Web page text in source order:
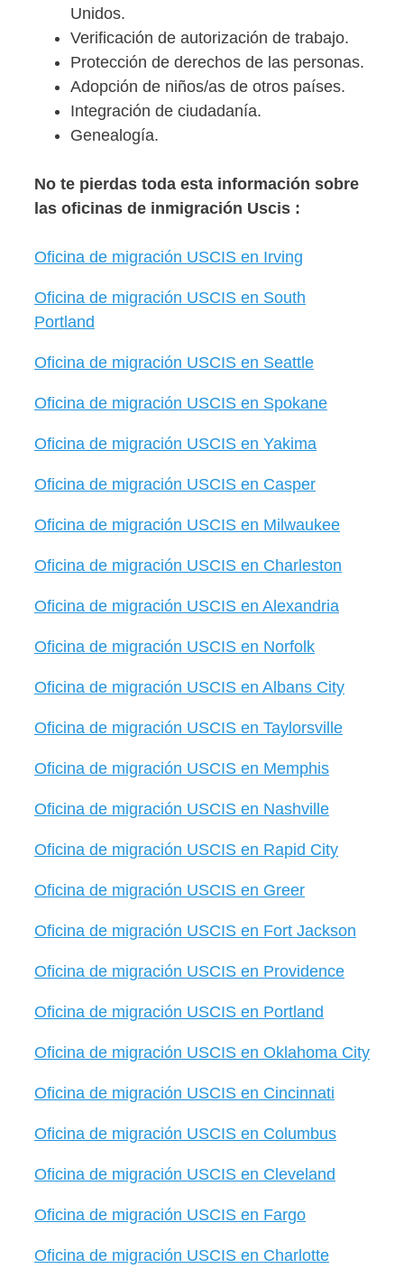
Unidos.
Verificación de autorización de trabajo.
Protección de derechos de las personas.
Adopción de niños/as de otros países.
Integración de ciudadanía.
Genealogía.
No te pierdas toda esta información sobre
las oficinas de inmigración Uscis :
Oficina de migración USCIS en Irving
Oficina de migración USCIS en South
Portland
Oficina de migración USCIS en Seattle
Oficina de migración USCIS en Spokane
Oficina de migración USCIS en Yakima
Oficina de migración USCIS en Casper
Oficina de migración USCIS en Milwaukee
Oficina de migración USCIS en Charleston
Oficina de migración USCIS en Alexandria
Oficina de migración USCIS en Norfolk
Oficina de migración USCIS en Albans City
Oficina de migración USCIS en Taylorsville
Oficina de migración USCIS en Memphis
Oficina de migración USCIS en Nashville
Oficina de migración USCIS en Rapid City
Oficina de migración USCIS en Greer
Oficina de migración USCIS en Fort Jackson
Oficina de migración USCIS en Providence
Oficina de migración USCIS en Portland
Oficina de migración USCIS en Oklahoma City
Oficina de migración USCIS en Cincinnati
Oficina de migración USCIS en Columbus
Oficina de migración USCIS en Cleveland
Oficina de migración USCIS en Fargo
Oficina de migración USCIS en Charlotte